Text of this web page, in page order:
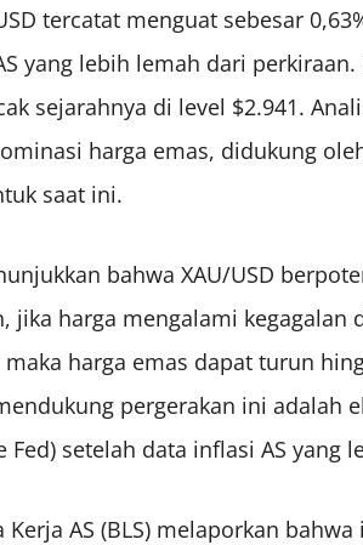
tercatat menguat sebesar
yang lebih lemah dari
sejarahnya di level $2.941.
harga emas, didukung
saat ini.
bahwa XAU/USD
jika harga mengalami
harga emas dapat turun
pergerakan ini adalah
Fed) setelah data inflasi AS yang
Kerja AS (BLS) melaporkan